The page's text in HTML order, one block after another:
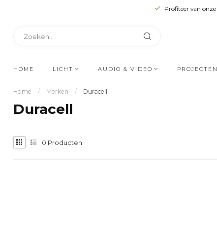
Profiteer van onze
HOME LICHT AUDIO & VIDEO PROJECTEN
Home / Merken / Duracell
Duracell
0 Producten